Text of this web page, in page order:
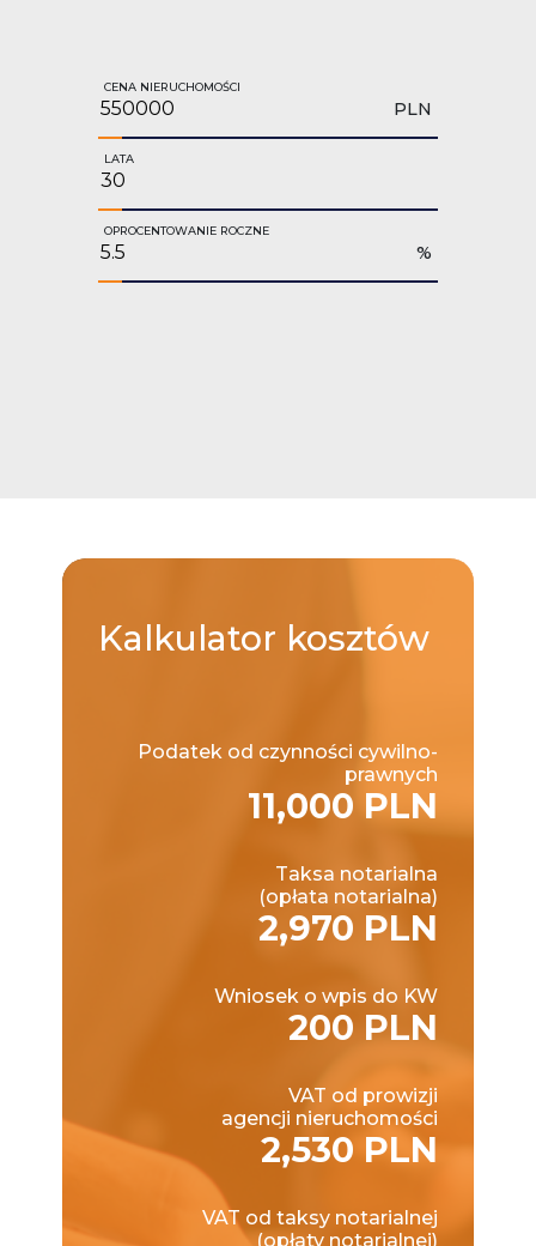
CENA NIERUCHOMOŚCI
PLN
LATA
OPROCENTOWANIE ROCZNE
%
Kalkulator kosztów
Podatek od czynności cywilno-
prawnych
11,000 PLN
Taksa notarialna
(opłata notarialna)
2,970 PLN
Wniosek o wpis do KW
200 PLN
VAT od prowizji
agencji nieruchomości
2,530 PLN
VAT od taksy notarialnej
(opłaty notarialnej)